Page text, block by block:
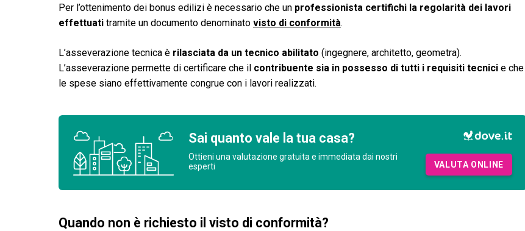
Per l’ottenimento dei bonus edilizi è necessario che un professionista certifichi la regolarità dei lavori
effettuati tramite un documento denominato visto di conformità.
L’asseverazione tecnica è rilasciata da un tecnico abilitato (ingegnere, architetto, geometra).
L’asseverazione permette di certificare che il contribuente sia in possesso di tutti i requisiti tecnici e che
le spese siano effettivamente congrue con i lavori realizzati.
Sai quanto vale la tua casa?
Ottieni una valutazione gratuita e immediata dai nostri
esperti
VALUTA ONLINE
Quando non è richiesto il visto di conformità?